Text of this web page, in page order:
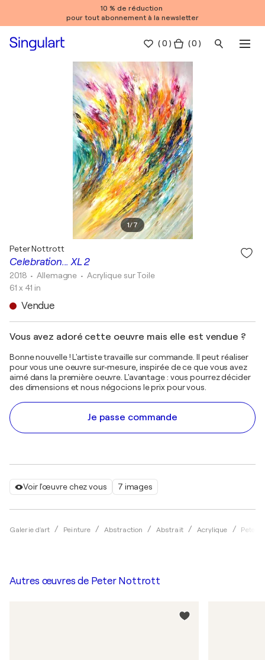
10 % de réduction
pour tout abonnement à la newsletter
(0 ) ( 0 )
1/7
Voir l'œuvre chez vous 7 images
Galerie d'art Peinture Abstraction Abstrait Acrylique Peter
Celebration... XL 2
Peter Nottrott
2018 • Allemagne • Acrylique sur Toile
61 x 41 in
Vendue
Vous avez adoré cette oeuvre mais elle est vendue ?
Bonne nouvelle ! L'artiste travaille sur commande. Il peut réaliser
pour vous une oeuvre sur-mesure, inspirée de ce que vous avez
aimé dans la première oeuvre. L'avantage : vous pourrez décider
des dimensions et nous négocions le prix pour vous.
Je passe commande
Autres œuvres de Peter Nottrott